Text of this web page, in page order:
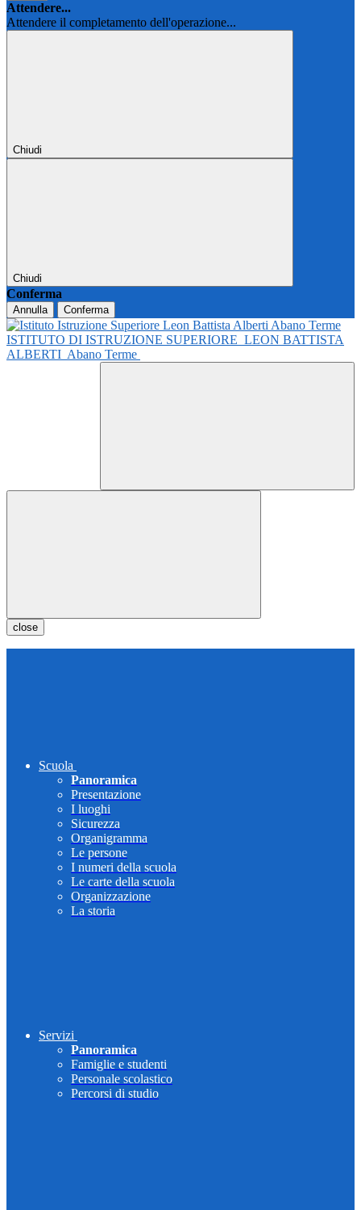
Attendere...
Attendere il completamento dell'operazione...
Chiudi
Chiudi
Conferma
Annulla Conferma
ISTITUTO DI ISTRUZIONE SUPERIORE LEON BATTISTA
ALBERTI Abano Terme
close
Scuola
Panoramica
Presentazione
I luoghi
Sicurezza
Organigramma
Le persone
I numeri della scuola
Le carte della scuola
Organizzazione
La storia
Servizi
Panoramica
Famiglie e studenti
Personale scolastico
Percorsi di studio